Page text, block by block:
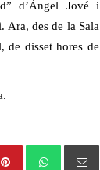
d’Àngel Jové i
Ara, des de la Sala
de disset hores de